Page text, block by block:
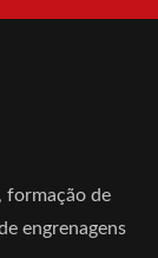
formação de
engrenagens